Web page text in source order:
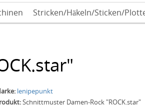
Stricken/Häkeln/Sticken/
lenipepunkt
Schnittmuster Damen-Rock "ROCK.star"